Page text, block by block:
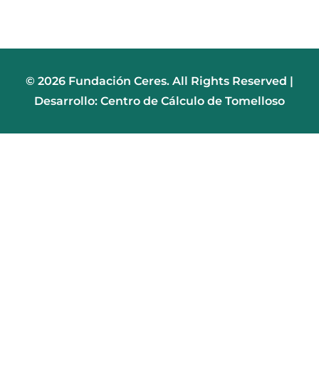
© 2026 Fundación Ceres. All Rights Reserved |
Desarrollo: Centro de Cálculo de Tomelloso